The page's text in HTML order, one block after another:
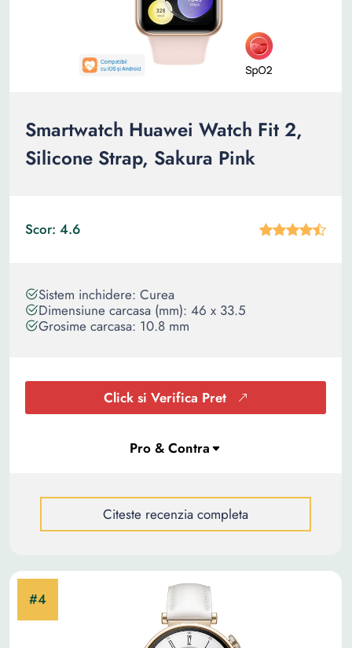
Smartwatch Huawei Watch Fit 2,
Silicone Strap, Sakura Pink
Scor: 4.6
Sistem inchidere: Curea
Dimensiune carcasa (mm): 46 x 33.5
Grosime carcasa: 10.8 mm
Click si Verifica Pret
Citeste recenzia completa